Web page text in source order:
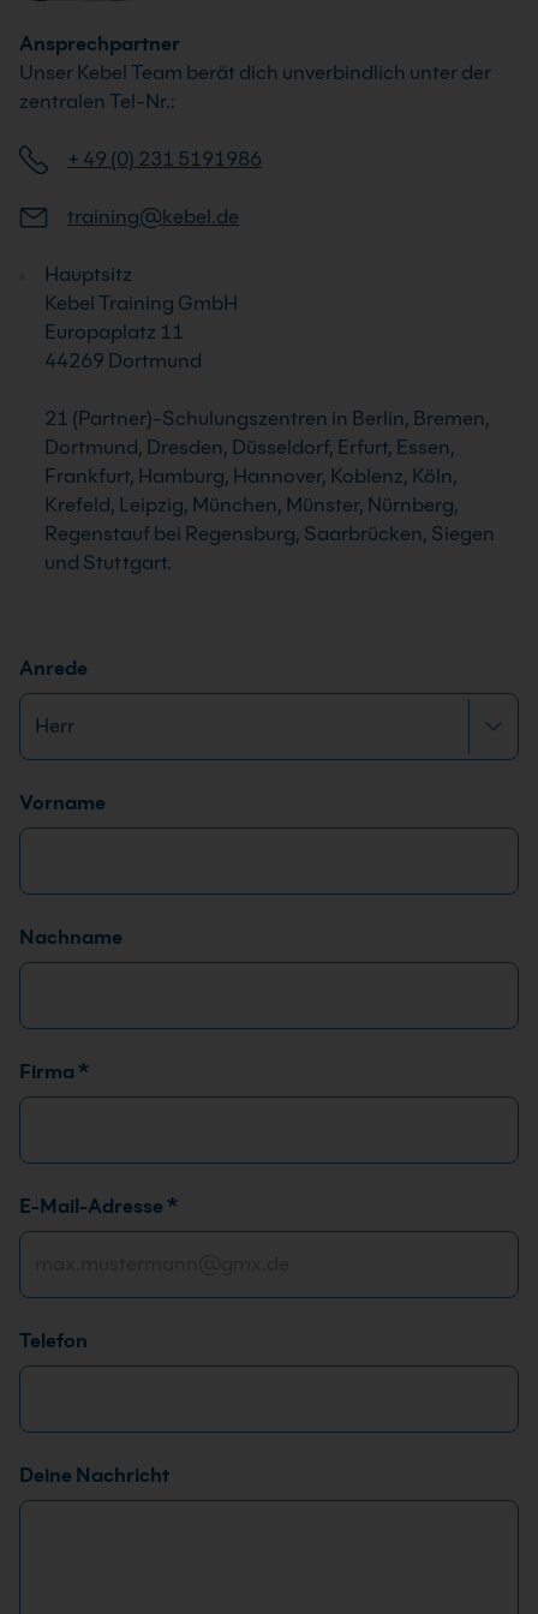
Ansprechpartner
Unser Kebel Team berät dich unverbindlich unter der
zentralen Tel-Nr.:
+ 49 (0) 231 5191986
training@kebel.de
Hauptsitz
Kebel Training GmbH
Europaplatz 11
44269 Dortmund
21 (Partner)-Schulungszentren in Berlin, Bremen,
Dortmund, Dresden, Düsseldorf, Erfurt, Essen,
Frankfurt, Hamburg, Hannover, Koblenz, Köln,
Krefeld, Leipzig, München, Münster, Nürnberg,
Regenstauf bei Regensburg, Saarbrücken, Siegen
und Stuttgart.
Anrede
Name*
Vorname
Nachname
Firma *
E-Mail-Adresse *
Telefon
T
e
Deine Nachricht